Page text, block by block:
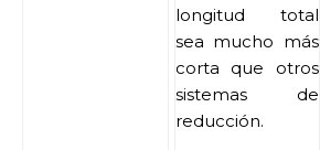
longitud total
sea mucho más
corta que otros
sistemas de
reducción.